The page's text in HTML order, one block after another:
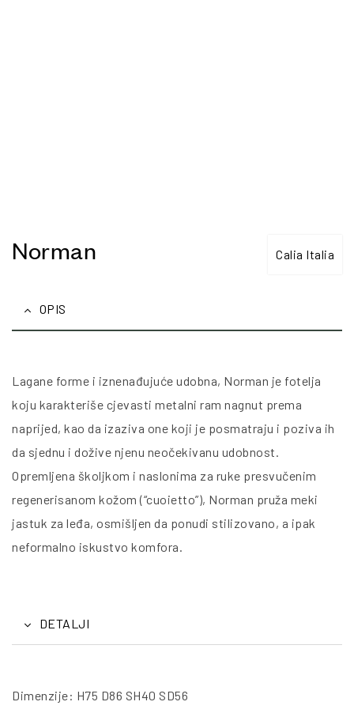
Calia Italia
Norman
OPIS
Lagane forme i iznenađujuće udobna, Norman je fotelja
koju karakteriše cjevasti metalni ram nagnut prema
naprijed, kao da izaziva one koji je posmatraju i poziva ih
da sjednu i dožive njenu neočekivanu udobnost.
Opremljena školjkom i naslonima za ruke presvučenim
regenerisanom kožom (“cuoietto”), Norman pruža meki
jastuk za leđa, osmišljen da ponudi stilizovano, a ipak
neformalno iskustvo komfora.
DETALJI
Dimenzije: H75 D86 SH40 SD56